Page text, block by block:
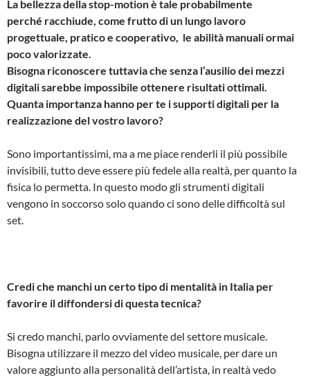
La bellezza della stop-motion è tale probabilmente
perché racchiude, come frutto di un lungo lavoro
progettuale, pratico e cooperativo, le abilità manuali ormai
poco valorizzate.
Bisogna riconoscere tuttavia che senza l’ausilio dei mezzi
digitali sarebbe impossibile ottenere risultati ottimali.
Quanta importanza hanno per te i supporti digitali per la
realizzazione del vostro lavoro?
Sono importantissimi, ma a me piace renderli il più possibile
invisibili, tutto deve essere più fedele alla realtà, per quanto la
fisica lo permetta. In questo modo gli strumenti digitali
vengono in soccorso solo quando ci sono delle difficoltà sul
set.
Credi che manchi un certo tipo di mentalità in Italia per
favorire il diffondersi di questa tecnica?
Si credo manchi, parlo ovviamente del settore musicale.
Bisogna utilizzare il mezzo del video musicale, per dare un
valore aggiunto alla personalità dell’artista, in realtà vedo